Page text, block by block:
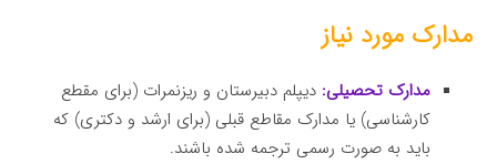
مدارک مورد نیاز
مدارک تحصیلی: دیپلم دبیرستان و ریزنمرات (برای مقطع
کارشناسی) یا مدارک مقاطع قبلی (برای ارشد و دکتری) که
باید به صورت رسمی ترجمه شده باشند.